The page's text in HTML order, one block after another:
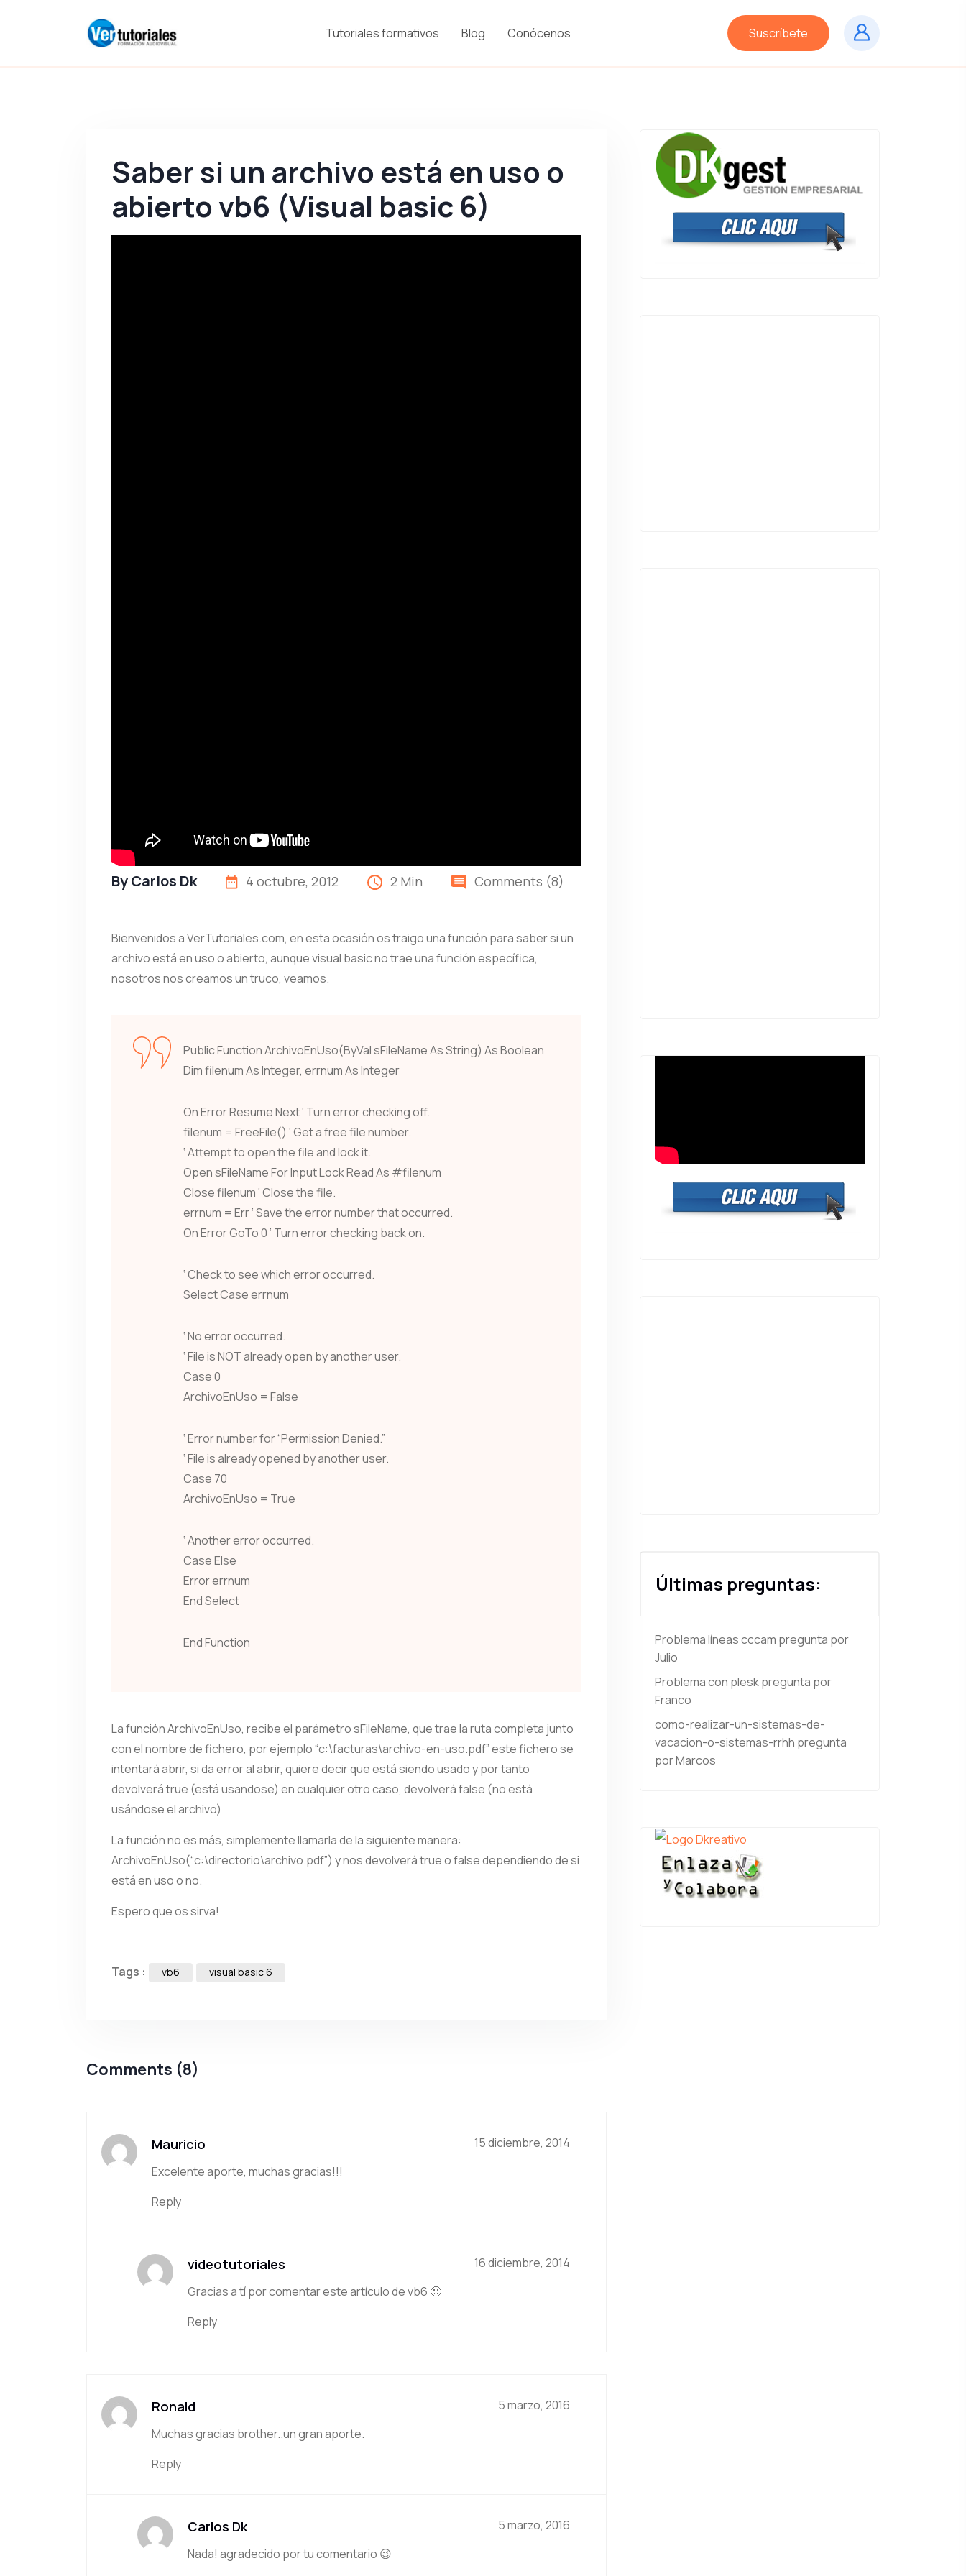
Tutoriales formativos Blog Conócenos Suscríbete
Saber si un archivo está en uso o
abierto vb6 (Visual basic 6)
ByCarlos Dk 4 octubre, 2012 2 Min Comments (8)
Bienvenidos a VerTutoriales.com, en esta ocasión os traigo una función para saber si un
archivo está en uso o abierto, aunque visual basic no trae una función específica,
nosotros nos creamos un truco, veamos.
Public Function ArchivoEnUso(ByVal sFileName As String) As Boolean
Dim filenum As Integer, errnum As Integer
On Error Resume Next ‘ Turn error checking off.
filenum = FreeFile() ‘ Get a free file number.
‘ Attempt to open the file and lock it.
Open sFileName For Input Lock Read As #filenum
Close filenum ‘ Close the file.
errnum = Err ‘ Save the error number that occurred.
On Error GoTo 0 ‘ Turn error checking back on.
‘ Check to see which error occurred.
Select Case errnum
‘ No error occurred.
‘ File is NOT already open by another user.
Case 0
ArchivoEnUso = False
‘ Error number for “Permission Denied.”
‘ File is already opened by another user.
Case 70
ArchivoEnUso = True
‘ Another error occurred.
Case Else
Error errnum
End Select
End Function
La función ArchivoEnUso, recibe el parámetro sFileName, que trae la ruta completa junto
con el nombre de fichero, por ejemplo “c:\facturas\archivo-en-uso.pdf” este fichero se
intentará abrir, si da error al abrir, quiere decir que está siendo usado y por tanto
devolverá true (está usandose) en cualquier otro caso, devolverá false (no está
usándose el archivo)
La función no es más, simplemente llamarla de la siguiente manera:
ArchivoEnUso(“c:\directorio\archivo.pdf”) y nos devolverá true o false dependiendo de si
está en uso o no.
Espero que os sirva!
Tags : vb6 visual basic 6
Comments (8)
Mauricio
15 diciembre, 2014
Excelente aporte, muchas gracias!!!
Reply
videotutoriales
16 diciembre, 2014
Gracias a tí por comentar este artículo de vb6 🙂
Reply
Ronald
5 marzo, 2016
Muchas gracias brother..un gran aporte.
Reply
Carlos Dk
5 marzo, 2016
Nada! agradecido por tu comentario 😉
Últimas preguntas:
Problema líneas cccam pregunta por
Julio
Problema con pleskpregunta por
Franco
como-realizar-un-sistemas-de-
vacacion-o-sistemas-rrhh pregunta
por Marcos